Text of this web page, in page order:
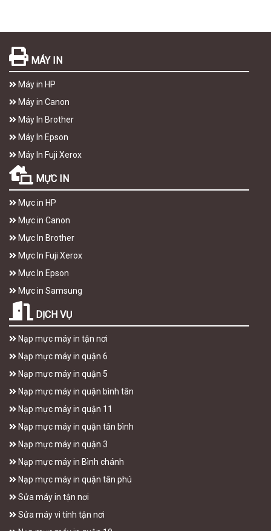
MÁY IN
Máy in HP
Máy in Canon
Máy In Brother
Máy In Epson
Máy In Fuji Xerox
MỰC IN
Mực in HP
Mực in Canon
Mực In Brother
Mực In Fuji Xerox
Mực In Epson
Mực in Samsung
DỊCH VỤ
Nạp mực máy in tận nơi
Nạp mực máy in quận 6
Nạp mực máy in quận 5
Nạp mực máy in quận bình tân
Nạp mực máy in quận 11
Nạp mực máy in quận tân bình
Nạp mực máy in quận 3
Nạp mực máy in Bình chánh
Nạp mực máy in quận tân phú
Sửa máy in tận nơi
Sửa máy vi tính tận nơi